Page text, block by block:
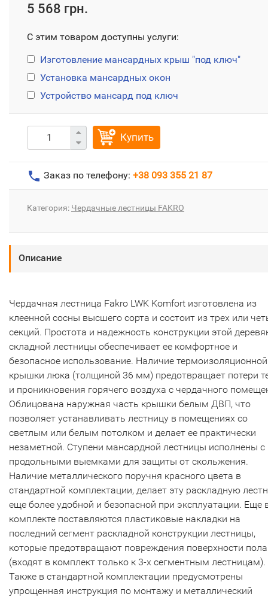
5 568 грн.
С этим товаром доступны услуги:
Изготовление мансардных крыш "под ключ"
Установка мансардных окон
Устройство мансард под ключ
Купить
Заказ по телефону: +38 093 355 21 87
Категория: Чердачные лестницы FAKRO
Описание
Чердачная лестница Fakro LWK Komfort изготовлена из
клеенной сосны высшего сорта и состоит из трех или
секций. Простота и надежность конструкции этой
складной лестницы обеспечивает ее комфортное и
безопасное использование. Наличие термоизоляционной
крышки люка (толщиной 36 мм) предотвращает потери
и проникновения горячего воздуха с чердачного
Облицована наружная часть крышки белым ДВП, что
позволяет устанавливать лестницу в помещениях со
светлым или белым потолком и делает ее практически
незаметной. Ступени мансардной лестницы исполнены с
продольными выемками для защиты от скольжения.
Наличие металлического поручня красного цвета в
стандартной комплектации, делает эту раскладную
еще более удобной и безопасной при эксплуатации. Еще
комплекте поставляются пластиковые накладки на
последний сегмент раскладной конструкции лестницы,
которые предотвращают повреждения поверхности пола
(входят в комплект только к 3-х сегментным лестницам).
Также в стандартной комплектации предусмотрены
упрощенная инструкция по монтажу и металлический